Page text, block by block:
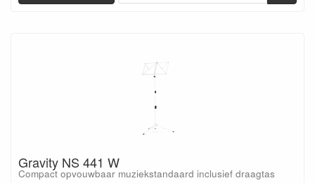
Gravity NS 441 W
Compact opvouwbaar muziekstandaard inclusief draagtas